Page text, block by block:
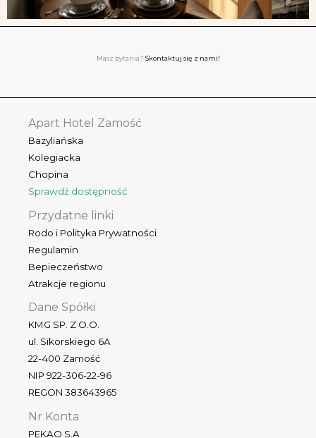
Masz pytania? Skontaktuj się z nami!
Apart Hotel Zamość
Bazyliańska
Kolegiacka
Chopina
Sprawdź dostępność
Przydatne linki
Rodo i Polityka Prywatności
Regulamin
Bepieczeństwo
Atrakcje regionu
Dane Spółki
KMG SP. Z O.O.
ul. Sikorskiego 6A
22-400 Zamość
NIP 922-306-22-96
REGON 383643965
Nr Konta
PEKAO S.A